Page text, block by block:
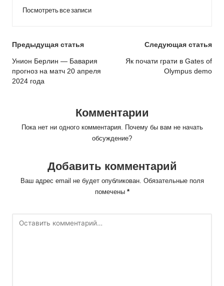
Посмотреть все записи
Post
navigation
Предыдущая статья
Унион Берлин — Бавария
прогноз на матч 20 апреля
2024 года
Следующая статья
Як почати грати в Gates of
Olympus demo
Комментарии
Пока нет ни одного комментария. Почему бы вам не начать
обсуждение?
Добавить комментарий
Ваш адрес email не будет опубликован. Обязательные поля
помечены *